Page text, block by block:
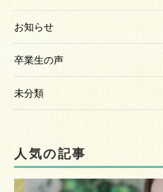
お知らせ
卒業生の声
未分類
人気の記事